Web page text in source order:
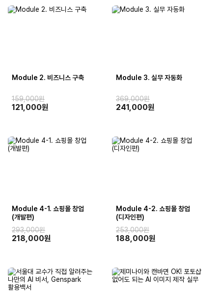
Module 2. 비즈니스 구축
159,000원
121,000원
Module 3. 실무 자동화
369,000원
241,000원
Module 4-1. 쇼핑몰 창업
(개발편)
293,000원
218,000원
Module 4-2. 쇼핑몰 창업
(디자인편)
253,000원
188,000원